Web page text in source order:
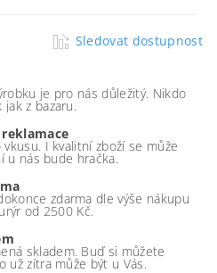
Sledovat dostupnost
je pro nás důležitý. Nikdo
z bazaru.
I kvalitní zboží se může
u nás bude hračka.
zdarma dle výše nákupu
od 2500 Kč.
skladem. Buď si můžete
už zítra může být u Vás.